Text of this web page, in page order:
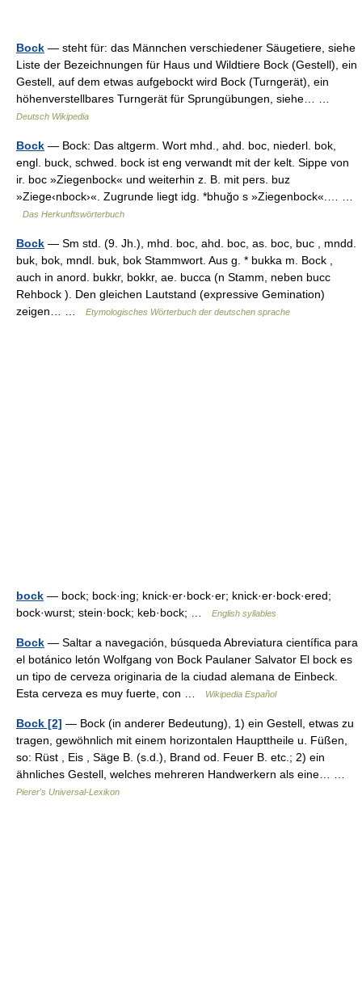
Bock — steht für: das Männchen verschiedener Säugetiere, siehe
Liste der Bezeichnungen für Haus und Wildtiere Bock (Gestell), ein
Gestell, auf dem etwas aufgebockt wird Bock (Turngerät), ein
höhenverstellbares Turngerät für Sprungübungen, siehe… …
Deutsch Wikipedia
Bock — Bock: Das altgerm. Wort mhd., ahd. boc, niederl. bok,
engl. buck, schwed. bock ist eng verwandt mit der kelt. Sippe von
ir. boc »Ziegenbock« und weiterhin z. B. mit pers. buz
»Ziege‹nbock›«. Zugrunde liegt idg. *bhuğo s »Ziegenbock«.… …
Das Herkunftswörterbuch
Bock — Sm std. (9. Jh.), mhd. boc, ahd. boc, as. boc, buc , mndd.
buk, bok, mndl. buk, bok Stammwort. Aus g. * bukka m. Bock ,
auch in anord. bukkr, bokkr, ae. bucca (n Stamm, neben bucc
Rehbock ). Den gleichen Lautstand (expressive Gemination)
zeigen… …
Etymologisches Wörterbuch der deutschen sprache
bock — bock; bock·ing; knick·er·bock·er; knick·er·bock·ered;
bock·wurst; stein·bock; keb·bock; …
English syllables
Bock — Saltar a navegación, búsqueda Abreviatura científica para
el botánico letón Wolfgang von Bock Paulaner Salvator El bock es
un tipo de cerveza originaria de la ciudad alemana de Einbeck.
Esta cerveza es muy fuerte, con …
Wikipedia Español
Bock [2] — Bock (in anderer Bedeutung), 1) ein Gestell, etwas zu
tragen, gewöhnlich mit einem horizontalen Haupttheile u. Füßen,
so: Rüst , Eis , Säge B. (s.d.), Brand od. Feuer B. etc.; 2) ein
ähnliches Gestell, welches mehreren Handwerkern als eine… …
Pierer's Universal-Lexikon